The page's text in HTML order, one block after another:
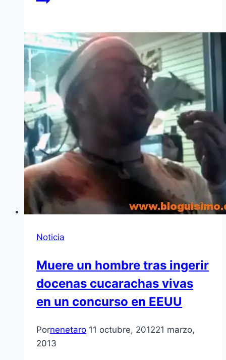
Noticia
Muere un hombre tras ingerir
docenas cucarachas vivas
en un concurso en EEUU
Pornenetaro 11 octubre, 201221 marzo,
2013